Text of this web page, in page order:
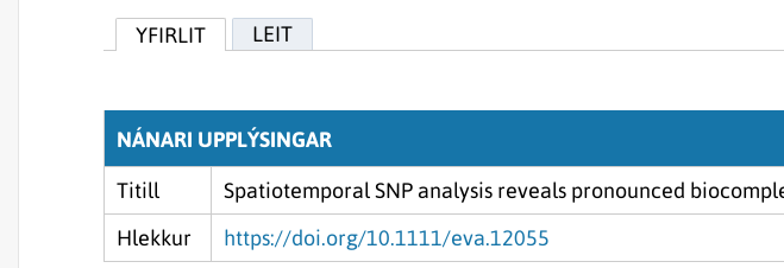
YFIRLIT LEIT
NÁNARI UPPLÝSINGAR
Titill
Spatiotemporal SNP analysis reveals pronounced
Hlekkur
https://doi.org/10.1111/eva.12055